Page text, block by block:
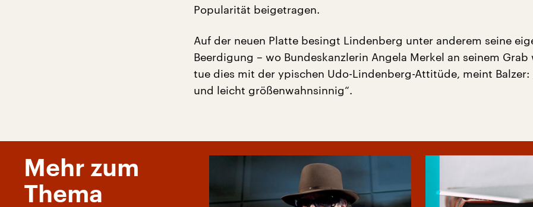
Popularität beigetragen.
Auf der neuen Platte besingt Lindenberg unter anderem seine
Beerdigung – wo Bundeskanzlerin Angela Merkel an seinem Grab
tue dies mit der ypischen Udo-Lindenberg-Attitüde, meint Balzer:
und leicht größenwahnsinnig“.
Mehr zum
Thema